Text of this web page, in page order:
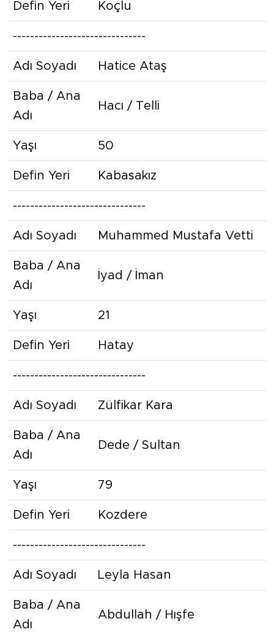
Defin Yeri Koçlu
-------------------------------
Adı Soyadı Hatice Ataş
Baba / Ana
Adı
Hacı / Telli
Yaşı 50
Defin Yeri Kabasakız
-------------------------------
Adı Soyadı Muhammed Mustafa Vetti
Baba / Ana
Adı
İyad / İman
Yaşı 21
Defin Yeri Hatay
-------------------------------
Adı Soyadı Zülfikar Kara
Baba / Ana
Adı
Dede / Sultan
Yaşı 79
Defin Yeri Kozdere
-------------------------------
Adı Soyadı Leyla Hasan
Baba / Ana
Adı
Abdullah / Hışfe